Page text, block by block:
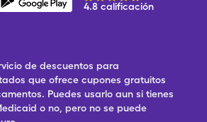
4.8 calificación
de descuentos para
que ofrece cupones gratuitos
Puedes usarlo aun si tienes
o no, pero no se puede